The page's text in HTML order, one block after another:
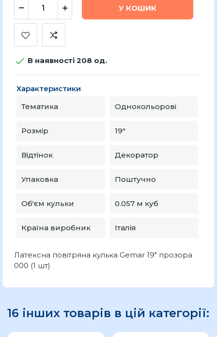
У КОШИК
 В наявності 208 од.
Характеристики
Тематика
Однокольорові
Розмір 19″
Відтінок Декоратор
Упаковка Поштучно
Об'єм кульки 0.057 м куб
Країна виробник Італія
Латексна повітряна кулька Gemar 19" прозора
000 (1 шт)
16 інших товарів в цій категорії: